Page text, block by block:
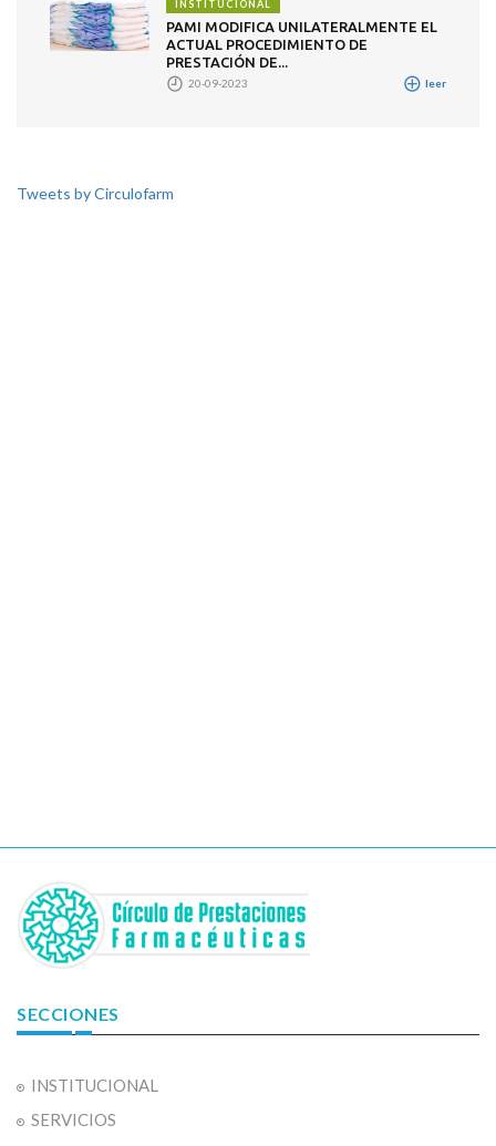
INSTITUCIONAL
PAMI MODIFICA UNILATERALMENTE EL
ACTUAL PROCEDIMIENTO DE
PRESTACIÓN DE...
20-09-2023 leer
Tweets by Circulofarm
SECCIONES
INSTITUCIONAL
SERVICIOS